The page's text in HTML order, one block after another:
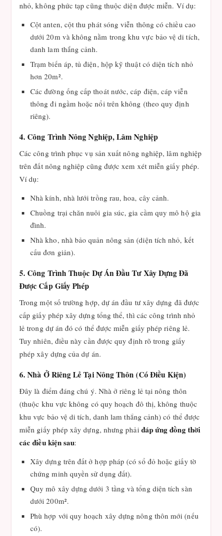
nhỏ, không phức tạp cũng thuộc diện được miễn. Ví dụ:
Cột anten, cột thu phát sóng viễn thông có chiều cao
dưới 20m và không nằm trong khu vực bảo vệ di tích,
danh lam thắng cảnh.
Trạm biến áp, tủ điện, hộp kỹ thuật có diện tích nhỏ
hơn 20m².
Các đường ống cấp thoát nước, cáp điện, cáp viễn
thông đi ngầm hoặc nổi trên không (theo quy định
riêng).
4. Công Trình Nông Nghiệp, Lâm Nghiệp
Các công trình phục vụ sản xuất nông nghiệp, lâm nghiệp
trên đất nông nghiệp cũng được xem xét miễn giấy phép.
Ví dụ:
Nhà kính, nhà lưới trồng rau, hoa, cây cảnh.
Chuồng trại chăn nuôi gia súc, gia cầm quy mô hộ gia
đình.
Nhà kho, nhà bảo quản nông sản (diện tích nhỏ, kết
cấu đơn giản).
5. Công Trình Thuộc Dự Án Đầu Tư Xây Dựng Đã
Được Cấp Giấy Phép
Trong một số trường hợp, dự án đầu tư xây dựng đã được
cấp giấy phép xây dựng tổng thể, thì các công trình nhỏ
lẻ trong dự án đó có thể được miễn giấy phép riêng lẻ.
Tuy nhiên, điều này cần được quy định rõ trong giấy
phép xây dựng của dự án.
6. Nhà Ở Riêng Lẻ Tại Nông Thôn (Có Điều Kiện)
Đây là điểm đáng chú ý. Nhà ở riêng lẻ tại nông thôn
(thuộc khu vực không có quy hoạch đô thị, không thuộc
khu vực bảo vệ di tích, danh lam thắng cảnh) có thể được
miễn giấy phép xây dựng, nhưng phải đáp ứng đồng thời
các điều kiện sau:
Xây dựng trên đất ở hợp pháp (có sổ đỏ hoặc giấy tờ
chứng minh quyền sử dụng đất).
Quy mô xây dựng dưới 3 tầng và tổng diện tích sàn
dưới 200m².
Phù hợp với quy hoạch xây dựng nông thôn mới (nếu
có).